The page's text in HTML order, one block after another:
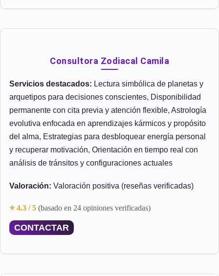
Consultora Zodiacal Camila
Servicios destacados: Lectura simbólica de planetas y
arquetipos para decisiones conscientes, Disponibilidad
permanente con cita previa y atención flexible, Astrología
evolutiva enfocada en aprendizajes kármicos y propósito
del alma, Estrategias para desbloquear energía personal
y recuperar motivación, Orientación en tiempo real con
análisis de tránsitos y configuraciones actuales
Valoración: Valoración positiva (reseñas verificadas)
⭐ 4.3 / 5 (basado en 24 opiniones verificadas)
CONTACTAR